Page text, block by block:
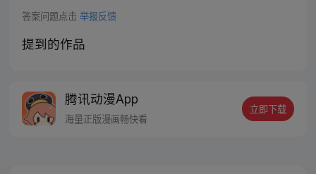
答案问题点击 举报反馈
提到的作品
腾讯动漫App
海量正版漫画畅快看
立即下载